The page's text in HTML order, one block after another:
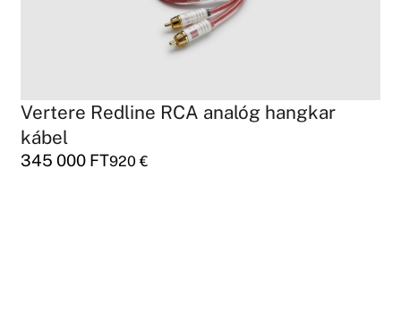
Vertere Redline RCA analóg hangkar
kábel
345 000 FT920€